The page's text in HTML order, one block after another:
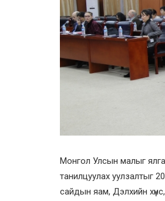
Монгол Улсын малыг
танилцуулах уулзалтыг
сайдын яам, Дэлхийн